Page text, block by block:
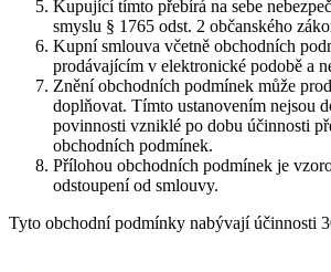
Kupující tímto přebírá na sebe
smyslu § 1765 odst. 2 občanského
Kupní smlouva včetně obchodních
prodávajícím v elektronické podobě a
Znění obchodních podmínek může
doplňovat. Tímto ustanovením nejsou
povinnosti vzniklé po dobu účinnosti
obchodních podmínek.
Přílohou obchodních podmínek je
odstoupení od smlouvy.
Tyto obchodní podmínky nabývají účinnosti